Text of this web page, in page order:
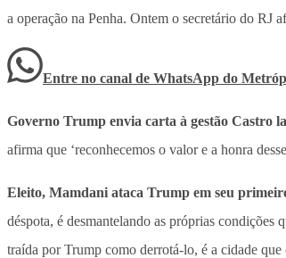
a operação na Penha. Ontem o secretário do RJ
Entre no canal de WhatsApp do
Governo Trump envia carta à gestão Castro
afirma que ‘reconhecemos o valor e a honra
Eleito, Mamdani ataca Trump em seu
déspota, é desmantelando as próprias condições
traída por Trump como derrotá-lo, é a cidade